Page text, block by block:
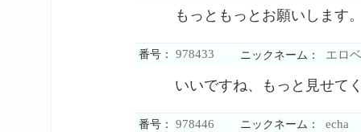
もっともっとお願いします
番号： 978433 ニックネーム： エロ
いいですね、もっと見せて
番号： 978446 ニックネーム： echa